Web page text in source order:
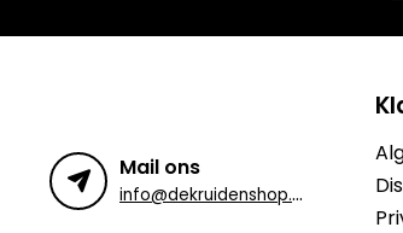
Mail ons
i
nfo@dekruidenshop.be